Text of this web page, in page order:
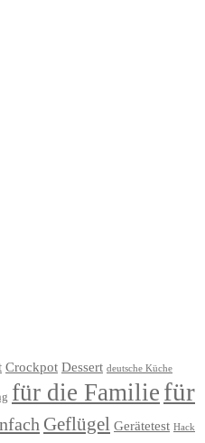
Crockpot Dessert deutsche Küche
für die Familie für
Geflügel Gerätetest Hack